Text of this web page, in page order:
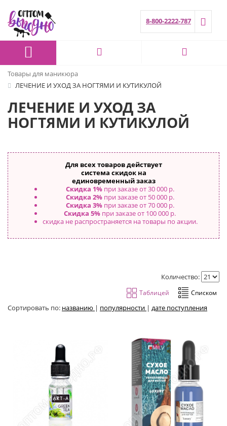
8-800-2222-787
Товары для маникюра
ЛЕЧЕНИЕ И УХОД ЗА НОГТЯМИ И КУТИКУЛОЙ
ЛЕЧЕНИЕ И УХОД ЗА
НОГТЯМИ И КУТИКУЛОЙ
Для всех товаров действует
система скидок на
единовременный заказ
Скидка 1%при заказе от 30 000 р.
Скидка 2%при заказе от 50 000 р.
Скидка 3%при заказе от 70 000 р.
Скидка 5% при заказе от 100 000 р.
скидка не распространяется на товары по акции.
Количество:
Сортировать по: названию | популярности | дате поступления